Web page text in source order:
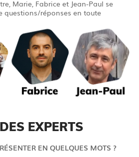
Marie, Fabrice et Jean-Paul se
questions/réponses en toute
EXPERTS
EN QUELQUES MOTS ?